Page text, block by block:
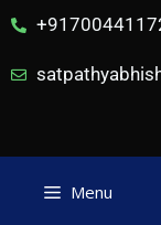
Menu